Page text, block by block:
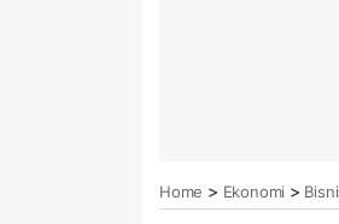
Home > Ekonomi >